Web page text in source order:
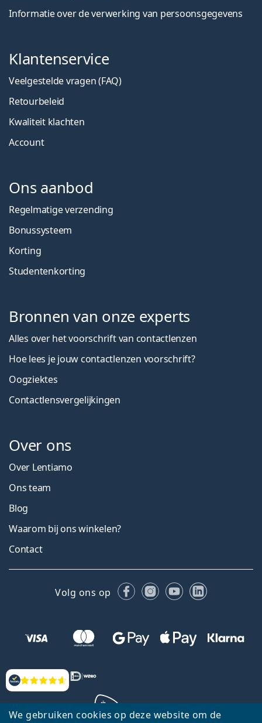
We gebruiken cookies op deze website om de
Beoordelingen
Informatie over de verwerking van persoonsgegevens
Klantenservice
Veelgestelde vragen (FAQ)
Retourbeleid
Kwaliteit klachten
Account
Ons aanbod
Regelmatige verzending
Bonussysteem
Korting
Studentenkorting
Bronnen van onze experts
Alles over het voorschrift van contactlenzen
Hoe lees je jouw contactlenzen voorschrift?
Oogziektes
Contactlensvergelijkingen
Over ons
Over Lentiamo
Ons team
Blog
Waarom bij ons winkelen?
Contact
Volg ons op FacebookInstagram
YouTubeLinkedIn